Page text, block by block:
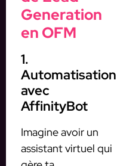
Generation
en OFM
1.
Automatisation
avec
AffinityBot
Imagine avoir un
assistant virtuel qui